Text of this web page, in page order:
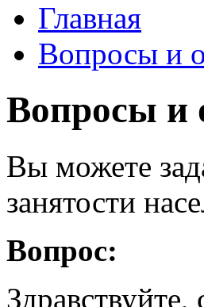
Главная
Вопросы и
Вопросы и
Вы можете
занятости
Вопрос: